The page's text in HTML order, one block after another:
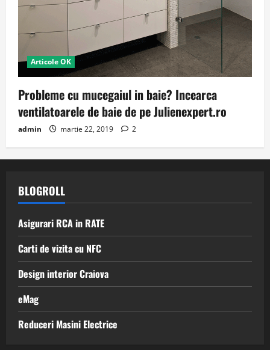
Articole OK
Probleme cu mucegaiul in baie? Incearca
ventilatoarele de baie de pe Julienexpert.ro
admin martie 22, 2019 2
BLOGROLL
Asigurari RCA in RATE
Carti de vizita cu NFC
Design interior Craiova
eMag
Reduceri Masini Electrice